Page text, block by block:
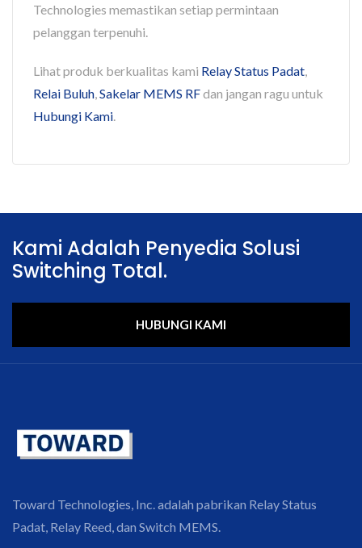
Technologies memastikan setiap permintaan
pelanggan terpenuhi.
Lihat produk berkualitas kami Relay Status Padat,
Relai Buluh,Sakelar MEMS RFdan jangan ragu untuk
Hubungi Kami.
Kami Adalah Penyedia Solusi
Switching Total.
HUBUNGI KAMI
Toward Technologies, Inc. adalah pabrikan Relay Status
Padat, Relay Reed, dan Switch MEMS.